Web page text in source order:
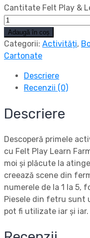
Cantitate Felt Play &
Adaugă în coș
Categorii: Activități,
Cartonate
Descriere
Recenzii (0)
Descriere
Descoperă primele
cu Felt Play Learn
moi și plăcute la
creează scene din
numerele de la 1 la 5,
Piesele din fetru sunt
pot fi utilizate iar și iar.